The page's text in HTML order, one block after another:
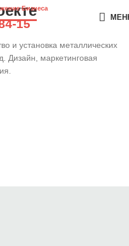
Бизнеса
15
и установка металлических
Дизайн, маркетинговая